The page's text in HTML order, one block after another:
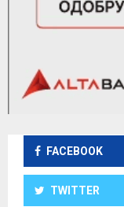
FACEBOOK
TWITTER